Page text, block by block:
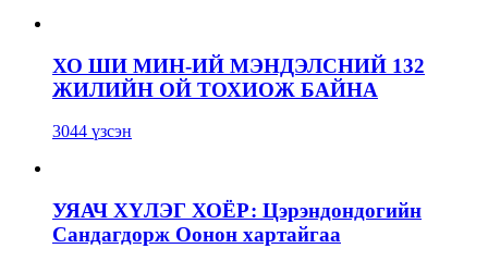
ХО ШИ МИН-ИЙ МЭНДЭЛСНИЙ 132
ЖИЛИЙН ОЙ ТОХИОЖ БАЙНА
3044 үзсэн
УЯАЧ ХҮЛЭГ ХОЁР: Цэрэндондогийн
Сандагдорж Оонон хартайгаа